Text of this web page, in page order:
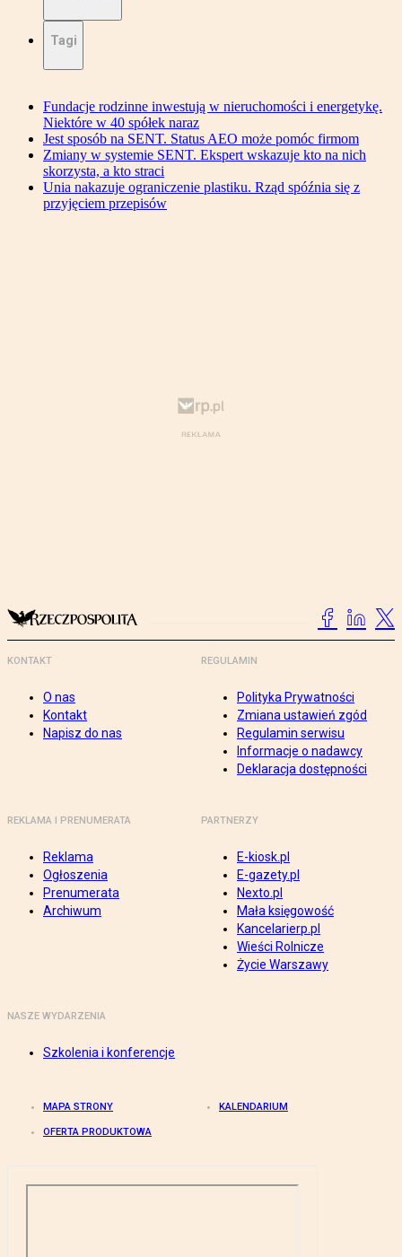
Tagi
Fundacje rodzinne inwestują w nieruchomości i energetykę.
Niektóre w 40 spółek naraz
Jest sposób na SENT. Status AEO może pomóc firmom
Zmiany w systemie SENT. Ekspert wskazuje kto na nich
skorzysta, a kto straci
Unia nakazuje ograniczenie plastiku. Rząd spóźnia się z
przyjęciem przepisów
KONTAKT
O nas
Kontakt
Napisz do nas
REGULAMIN
Polityka Prywatności
Zmiana ustawień zgód
Regulamin serwisu
Informacje o nadawcy
Deklaracja dostępności
REKLAMA I PRENUMERATA
Reklama
Ogłoszenia
Prenumerata
Archiwum
PARTNERZY
E-kiosk.pl
E-gazety.pl
Nexto.pl
Mała księgowość
Kancelarierp.pl
Wieści Rolnicze
Życie Warszawy
NASZE WYDARZENIA
Szkolenia i konferencje
MAPA STRONY KALENDARIUM
OFERTA PRODUKTOWA